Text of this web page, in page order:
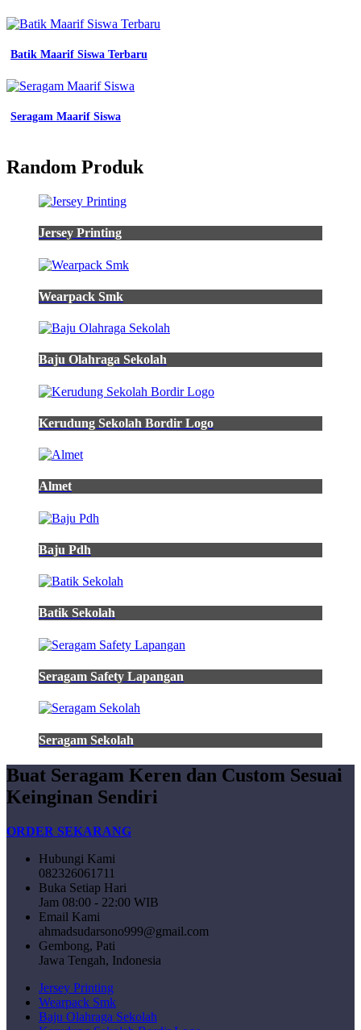
Batik Maarif Siswa Terbaru
Seragam Maarif Siswa
Random Produk
Jersey Printing
Wearpack Smk
Baju Olahraga Sekolah
Kerudung Sekolah Bordir Logo
Almet
Baju Pdh
Batik Sekolah
Seragam Safety Lapangan
Seragam Sekolah
Buat Seragam Keren dan Custom Sesuai
Keinginan Sendiri
ORDER SEKARANG
Hubungi Kami
082326061711
Buka Setiap Hari
Jam 08:00 - 22:00 WIB
Email Kami
ahmadsudarsono999@gmail.com
Gembong, Pati
Jawa Tengah, Indonesia
Jersey Printing
Wearpack Smk
Baju Olahraga Sekolah